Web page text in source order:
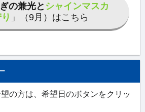
の兼光と シャインマスカ
」（9月）はこちら
の方は、希望日のボタンをクリッ